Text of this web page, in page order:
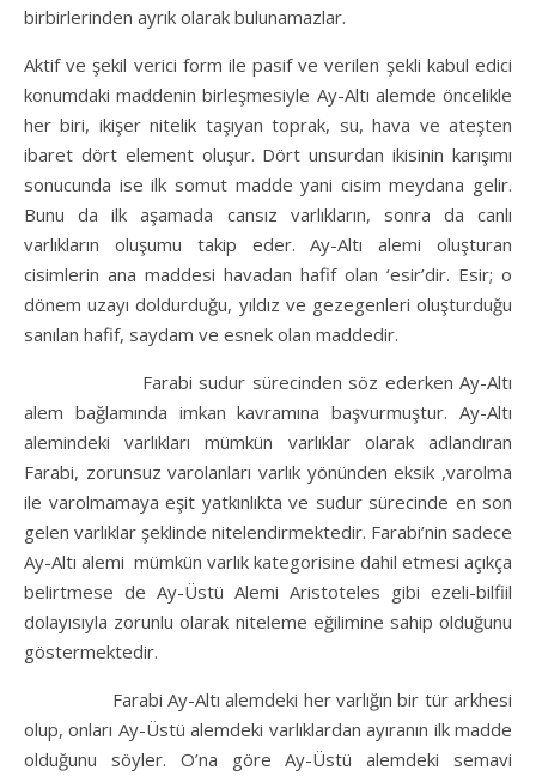
birbirlerinden ayrık olarak bulunamazlar.
Aktif ve şekil verici form ile pasif ve verilen şekli kabul edici
konumdaki maddenin birleşmesiyle Ay-Altı alemde öncelikle
her biri, ikişer nitelik taşıyan toprak, su, hava ve ateşten
ibaret dört element oluşur. Dört unsurdan ikisinin karışımı
sonucunda ise ilk somut madde yani cisim meydana gelir.
Bunu da ilk aşamada cansız varlıkların, sonra da canlı
varlıkların oluşumu takip eder. Ay-Altı alemi oluşturan
cisimlerin ana maddesi havadan hafif olan ‘esir’dir. Esir; o
dönem uzayı doldurduğu, yıldız ve gezegenleri oluşturduğu
sanılan hafif, saydam ve esnek olan maddedir.
Farabi sudur sürecinden söz ederken Ay-Altı
alem bağlamında imkan kavramına başvurmuştur. Ay-Altı
alemindeki varlıkları mümkün varlıklar olarak adlandıran
Farabi, zorunsuz varolanları varlık yönünden eksik ,varolma
ile varolmamaya eşit yatkınlıkta ve sudur sürecinde en son
gelen varlıklar şeklinde nitelendirmektedir. Farabi’nin sadece
Ay-Altı alemi mümkün varlık kategorisine dahil etmesi açıkça
belirtmese de Ay-Üstü Alemi Aristoteles gibi ezeli-bilfiil
dolayısıyla zorunlu olarak niteleme eğilimine sahip olduğunu
göstermektedir.
Farabi Ay-Altı alemdeki her varlığın bir tür arkhesi
olup, onları Ay-Üstü alemdeki varlıklardan ayıranın ilk madde
olduğunu söyler. O’na göre Ay-Üstü alemdeki semavi